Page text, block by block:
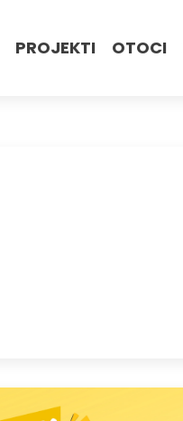
PROJEKTI OTOCI